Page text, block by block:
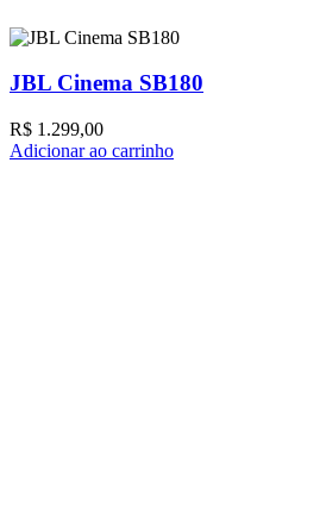
JBL Cinema SB180
R$ 1.299,00
Adicionar ao carrinho